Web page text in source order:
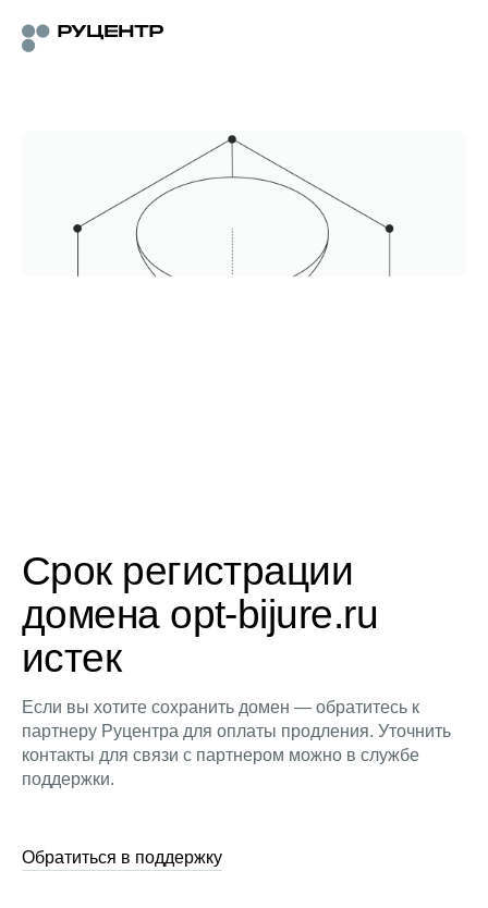
Срок регистрации
домена opt-bijure.ru
истек
Если вы хотите сохранить домен — обратитесь к
партнеру Руцентра для оплаты продления. Уточнить
контакты для связи с партнером можно в службе
поддержки.
Обратиться в поддержку